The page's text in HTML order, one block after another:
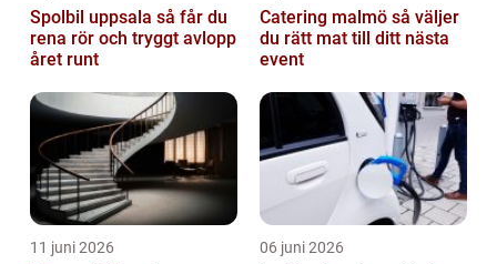
Spolbil uppsala så får du
rena rör och tryggt avlopp
året runt
Catering malmö så väljer
du rätt mat till ditt nästa
event
11 juni 2026 06 juni 2026